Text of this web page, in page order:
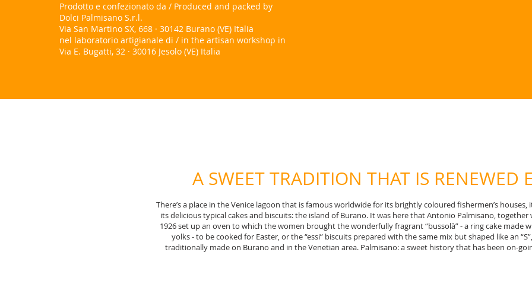
Prodotto e confezionato da / Produced and packed by
Dolci Palmisano S.r.l.
Via San Martino SX, 668 · 30142 Burano (VE) Italia
nel laboratorio artigianale di / in the artisan workshop in
Via E. Bugatti, 32 · 30016 Jesolo (VE) Italia
A SWEET TRADITION THAT IS RENEWED
There’s a place in the Venice lagoon that is famous worldwide for its brightly coloured fishermen’s
its delicious typical cakes and biscuits: the island of Burano. It was here that Antonio Palmisano,
1926 set up an oven to which the women brought the wonderfully fragrant “bussolà” - a ring cake made
yolks - to be cooked for Easter, or the “essi” biscuits prepared with the same mix but shaped like an
traditionally made on Burano and in the Venetian area. Palmisano: a sweet history that has been on-